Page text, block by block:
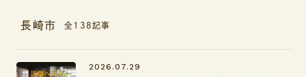
長崎市 全138記事
2026.07.29